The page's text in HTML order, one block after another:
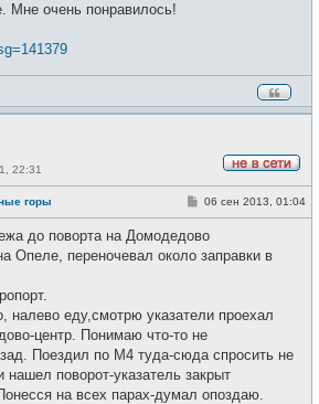
Мне очень понравилось!
в
с
22:31
горы
С
б
щ
06 сен 2013, 01:04
до поворта на Домодедово
Опеле, переночевал около заправки в
налево еду,смотрю указатели проехал
центр. Понимаю что-то не
Поездил по М4 туда-сюда спросить не
поворот-указатель закрыт
на всех парах-думал опоздаю.